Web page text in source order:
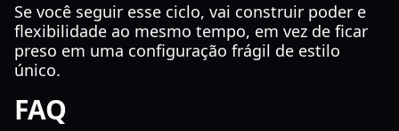
Se você seguir esse ciclo, vai construir poder e
flexibilidade ao mesmo tempo, em vez de ficar
preso em uma configuração frágil de estilo
único.
FAQ